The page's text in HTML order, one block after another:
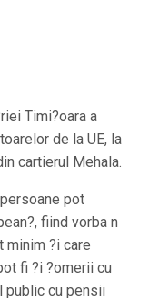
Timi?oara a
de la UE, la
cartierul Mehala.
pot
fiind vorba n
minim ?i care
fi ?i ?omerii cu
public cu pensii